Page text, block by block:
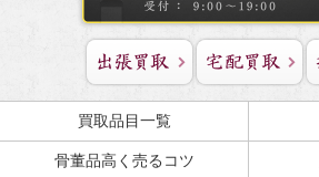
買取品目一覧
骨董品高く売るコツ